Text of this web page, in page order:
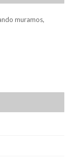
muramos,